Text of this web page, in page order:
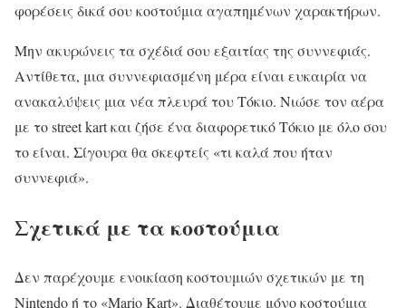
φορέσεις δικά σου κοστούμια αγαπημένων χαρακτήρων.
Μην ακυρώνεις τα σχέδιά σου εξαιτίας της συννεφιάς.
Αντίθετα, μια συννεφιασμένη μέρα είναι ευκαιρία να
ανακαλύψεις μια νέα πλευρά του Τόκιο. Νιώσε τον αέρα
με το street kart και ζήσε ένα διαφορετικό Τόκιο με όλο σου
το είναι. Σίγουρα θα σκεφτείς «τι καλά που ήταν
συννεφιά».
Σχετικά με τα κοστούμια
Δεν παρέχουμε ενοικίαση κοστουμιών σχετικών με τη
Nintendo ή το «Mario Kart». Διαθέτουμε μόνο κοστούμια